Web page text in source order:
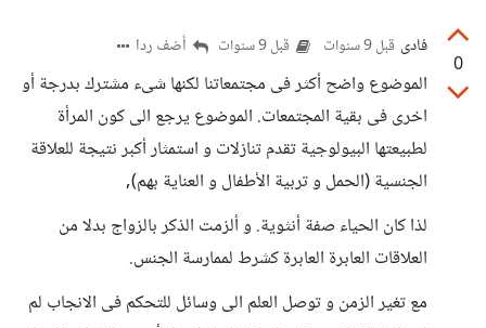
0
فادى قبل 9 سنوات قبل 9 سنوات أضف ردا
الموضوع واضح أكثر فى مجتمعاتنا لكنها شىء مشترك بدرجة أو
اخرى فى بقية المجتمعات. الموضوع يرجع الى كون المرأة
لطبيعتها البيولوجية تقدم تنازلات و استمثار أكبر نتيجة للعلاقة
الجنسية (الحمل و تربية الأطفال و العناية بهم),
لذا كان الحياء صفة أنثوية. و ألزمت الذكر بالزواج بدلا من
العلاقات العابرة العابرة كشرط لممارسة الجنس.
مع تغير الزمن و توصل العلم الى وسائل للتحكم فى الانجاب لم